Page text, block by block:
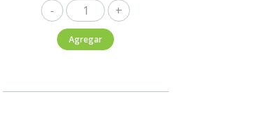
Bottega
Prosecco
750ml
Agregar